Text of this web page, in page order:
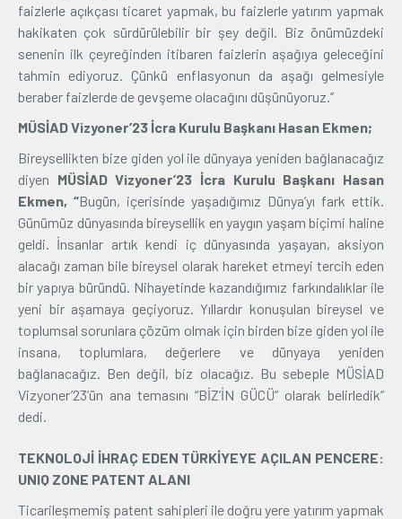
faizlerle açıkçası ticaret yapmak, bu faizlerle yatırım yapmak
hakikaten çok sürdürülebilir bir şey değil. Biz önümüzdeki
senenin ilk çeyreğinden itibaren faizlerin aşağıya geleceğini
tahmin ediyoruz. Çünkü enflasyonun da aşağı gelmesiyle
beraber faizlerde de gevşeme olacağını düşünüyoruz.’’
MÜSİAD Vizyoner’23 İcra Kurulu Başkanı Hasan Ekmen;
Bireysellikten bize giden yol ile dünyaya yeniden bağlanacağız
diyen MÜSİAD Vizyoner’23 İcra Kurulu Başkanı Hasan
Ekmen, “Bugün, içerisinde yaşadığımız Dünya’yı fark ettik.
Günümüz dünyasında bireysellik en yaygın yaşam biçimi haline
geldi. İnsanlar artık kendi iç dünyasında yaşayan, aksiyon
alacağı zaman bile bireysel olarak hareket etmeyi tercih eden
bir yapıya büründü. Nihayetinde kazandığımız farkındalıklar ile
yeni bir aşamaya geçiyoruz. Yıllardır konuşulan bireysel ve
toplumsal sorunlara çözüm olmak için birden bize giden yol ile
insana, toplumlara, değerlere ve dünyaya yeniden
bağlanacağız. Ben değil, biz olacağız. Bu sebeple MÜSİAD
Vizyoner’23’ün ana temasını “BİZ’İN GÜCÜ” olarak belirledik”
dedi.
TEKNOLOJİ İHRAÇ EDEN TÜRKİYEYE AÇILAN PENCERE:
UNIQ ZONE PATENT ALANI
Ticarileşmemiş patent sahipleri ile doğru yere yatırım yapmak